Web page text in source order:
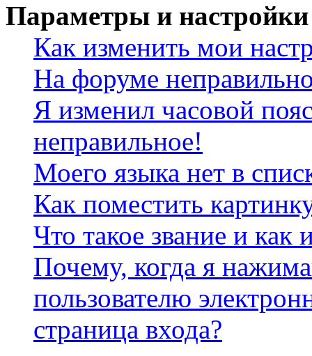
Параметры и настройки
Как изменить мои
На форуме
Я изменил часовой
неправильное!
Моего языка нет в
Как поместить
Что такое звание и как
Почему, когда я
пользователю
страница входа?